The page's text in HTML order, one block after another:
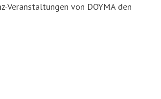
Veranstaltungen von DOYMA den